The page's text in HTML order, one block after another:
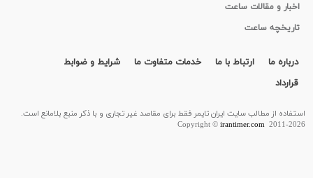
اخبار و مقالات ساعت
تاریخچه ساعت
درباره ما ارتباط با ما خدمات متفاوت ما
شرایط و ضوابط
قرارداد
استفاده از مطالب سايت ایران تایمر فقط برای مقاصد غیر تجاری و با ذکر منبع بلامانع است.
Copyright ©irantimer.com2011-2026